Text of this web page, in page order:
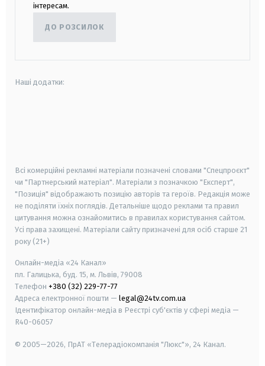
інтересам.
ДО РОЗСИЛОК
Наші додатки:
Всі комерційні рекламні матеріали позначені словами "Спецпроєкт"
чи "Партнерський матеріал". Матеріали з позначкою "Експерт",
"Позиція" відображають позицію авторів та героїв. Редакція може
не поділяти їхніх поглядів. Детальніше щодо реклами та правил
цитування можна ознайомитись в правилах користування сайтом.
Усі права захищені. Матеріали сайту призначені для осіб старше 21
року (21+)
Онлайн-медіа «24 Канал»
пл. Галицька, буд. 15, м. Львів, 79008
Телефон +380 (32) 229-77-77
Адреса електронної пошти — legal@24tv.com.ua
Ідентифікатор онлайн-медіа в Реєстрі суб'єктів у сфері медіа —
R40-06057
© 2005—2026, ПрАТ «Телерадіокомпанія "Люкс"», 24 Канал.